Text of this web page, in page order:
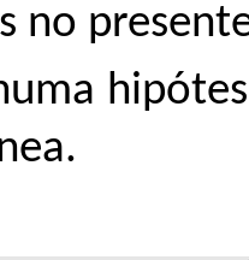
no